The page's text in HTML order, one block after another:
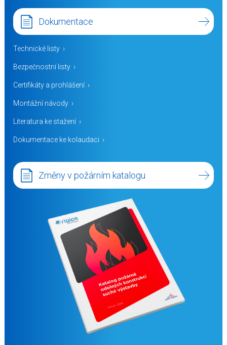
Dokumentace
Technické listy
Bezpečnostní listy
Certifikáty a prohlášení
Montážní návody
Literatura ke stažení
Dokumentace ke kolaudaci
Změny v požárním katalogu